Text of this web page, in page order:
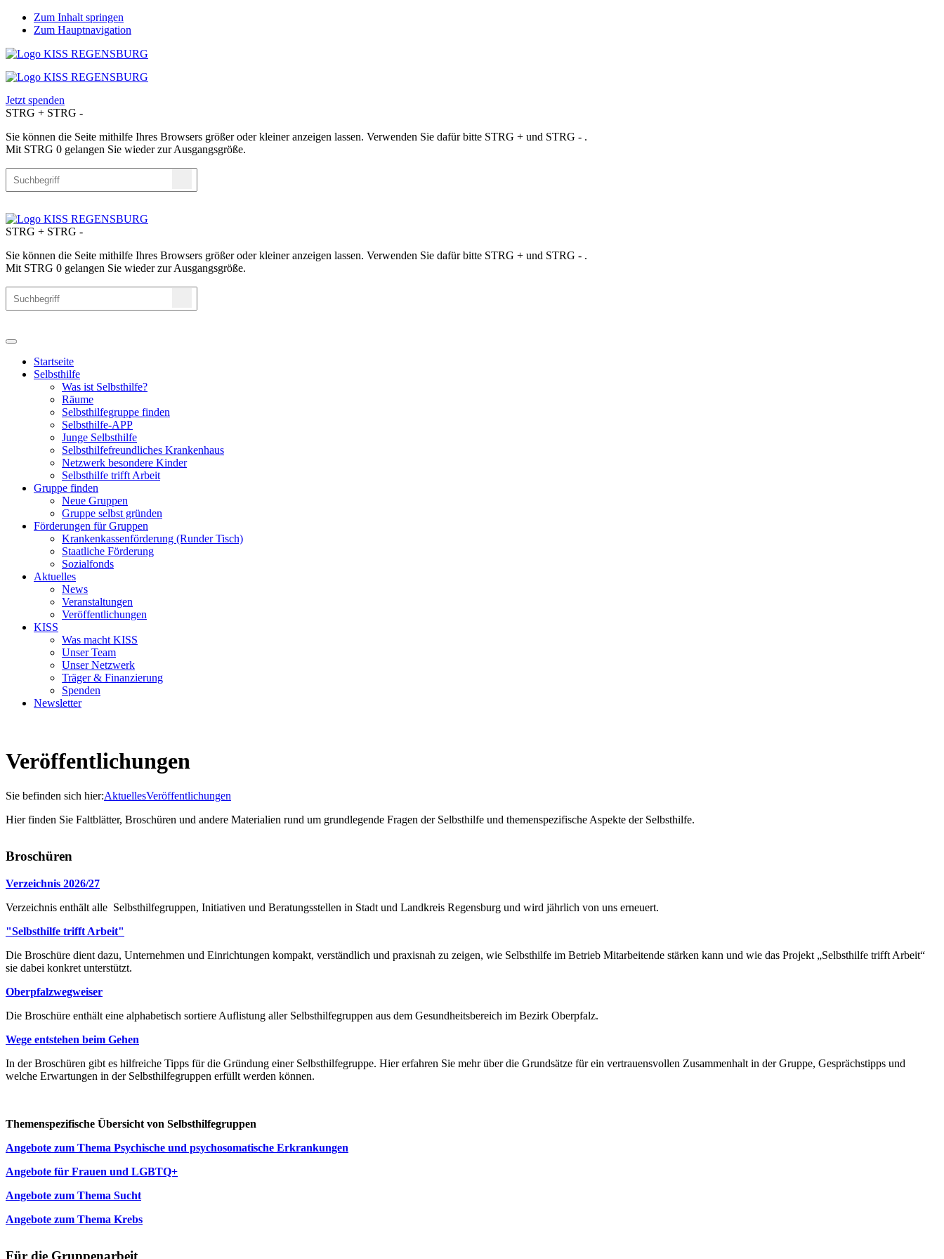
Zum Inhalt springen
Zum Hauptnavigation
Jetzt spenden
STRG + STRG -
Sie können die Seite mithilfe Ihres Browsers größer oder kleiner anzeigen lassen. Verwenden Sie dafür bitte STRG + und STRG - .
Mit STRG 0 gelangen Sie wieder zur Ausgangsgröße.
STRG + STRG -
Sie können die Seite mithilfe Ihres Browsers größer oder kleiner anzeigen lassen. Verwenden Sie dafür bitte STRG + und STRG - .
Mit STRG 0 gelangen Sie wieder zur Ausgangsgröße.
Startseite
Selbsthilfe
Was ist Selbsthilfe?
Räume
Selbsthilfegruppe finden
Selbsthilfe-APP
Junge Selbsthilfe
Selbsthilfefreundliches Krankenhaus
Netzwerk besondere Kinder
Selbsthilfe trifft Arbeit
Gruppe finden
Neue Gruppen
Gruppe selbst gründen
Förderungen für Gruppen
Krankenkassenförderung (Runder Tisch)
Staatliche Förderung
Sozialfonds
Aktuelles
News
Veranstaltungen
Veröffentlichungen
KISS
Was macht KISS
Unser Team
Unser Netzwerk
Träger & Finanzierung
Spenden
Newsletter
Veröffentlichungen
Sie befinden sich hier:AktuellesVeröffentlichungen
Hier finden Sie Faltblätter, Broschüren und andere Materialien rund um grundlegende Fragen der Selbsthilfe und themenspezifische Aspekte der Selbsthilfe.
Broschüren
Verzeichnis 2026/27
Verzeichnis enthält alle Selbsthilfegruppen, Initiativen und Beratungsstellen in Stadt und Landkreis Regensburg und wird jährlich von uns erneuert.
"Selbsthilfe trifft Arbeit"
Die Broschüre dient dazu, Unternehmen und Einrichtungen kompakt, verständlich und praxisnah zu zeigen, wie Selbsthilfe im Betrieb Mitarbeitende stärken kann und wie das Projekt „Selbsthilfe trifft Arbeit“
sie dabei konkret unterstützt.
Oberpfalzwegweiser
Die Broschüre enthält eine alphabetisch sortiere Auflistung aller Selbsthilfegruppen aus dem Gesundheitsbereich im Bezirk Oberpfalz.
Wege entstehen beim Gehen
In der Broschüren gibt es hilfreiche Tipps für die Gründung einer Selbsthilfegruppe. Hier erfahren Sie mehr über die Grundsätze für ein vertrauensvollen Zusammenhalt in der Gruppe, Gesprächstipps und
welche Erwartungen in der Selbsthilfegruppen erfüllt werden können.
Themenspezifische Übersicht von Selbsthilfegruppen
Angebote zum Thema Psychische und psychosomatische Erkrankungen
Angebote für Frauen und LGBTQ+
Angebote zum Thema Sucht
Angebote zum Thema Krebs
Für die Gruppenarbeit